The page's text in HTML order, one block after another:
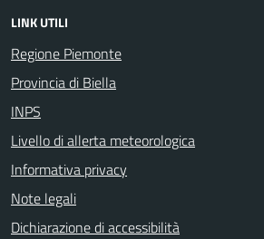
LINK UTILI
Regione Piemonte
Provincia di Biella
INPS
Livello di allerta meteorologica
Informativa privacy
Note legali
Dichiarazione di accessibilità